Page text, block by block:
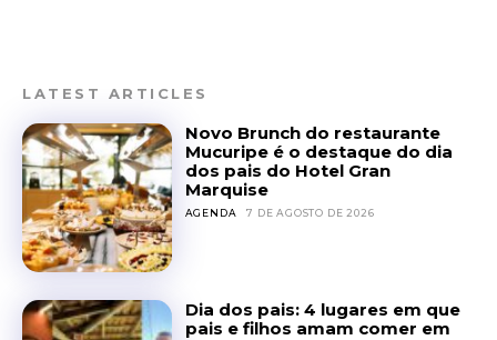
LATEST ARTICLES
Novo Brunch do restaurante
Mucuripe é o destaque do dia
dos pais do Hotel Gran
Marquise
AGENDA 7 DE AGOSTO DE 2026
Dia dos pais: 4 lugares em que
pais e filhos amam comer em